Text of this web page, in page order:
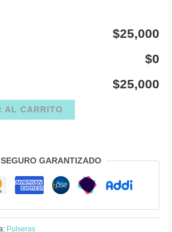
$25,000
$0
$25,000
AL CARRITO
SEGURO GARANTIZADO
Pulseras